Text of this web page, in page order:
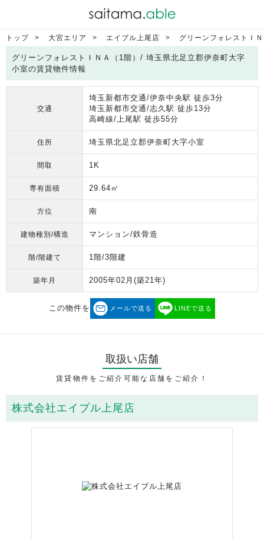
トップ 大宮エリア エイブル上尾店 グリーンフォレストＩ
グリーンフォレストＩＮＡ（1階）/ 埼玉県北足立郡伊奈町大字
小室の賃貸物件情報
交通
埼玉新都市交通/伊奈中央駅 徒歩3分
埼玉新都市交通/志久駅 徒歩13分
高崎線/上尾駅 徒歩55分
住所 埼玉県北足立郡伊奈町大字小室
間取 1K
専有面積 29.64㎡
方位 南
建物種別/構造 マンション/鉄骨造
階/階建て 1階/3階建
築年月 2005年02月 (築21年)
この物件を メールで送る LINEで送る
取扱い店舗
賃貸物件をご紹介可能な店舗をご紹介！
株式会社エイブル上尾店